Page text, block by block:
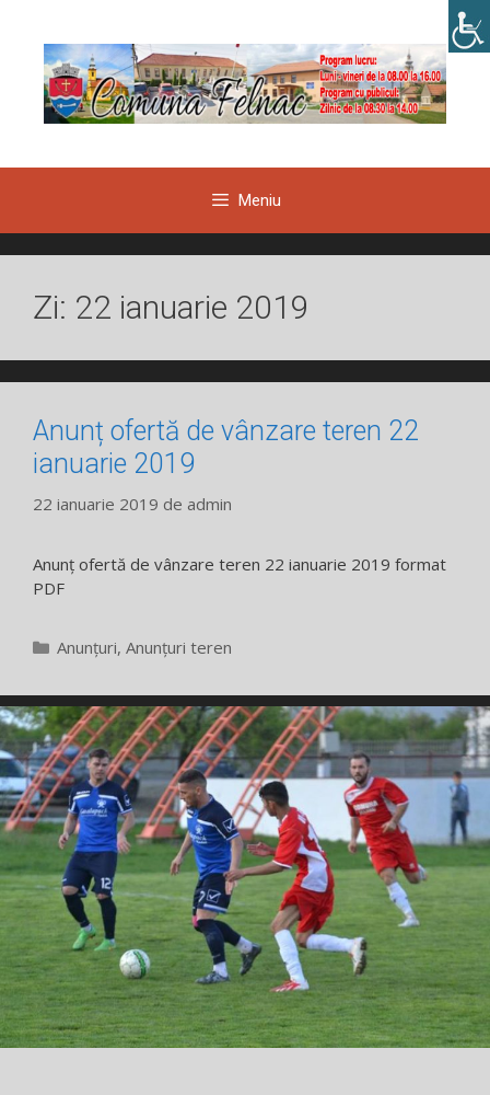
conținut
Meniu
Zi: 22 ianuarie 2019
Anunț ofertă de vânzare teren 22
ianuarie 2019
22 ianuarie 2019 de admin
Anunț ofertă de vânzare teren 22 ianuarie 2019 format
PDF
Categorii
Anunțuri, Anunțuri teren